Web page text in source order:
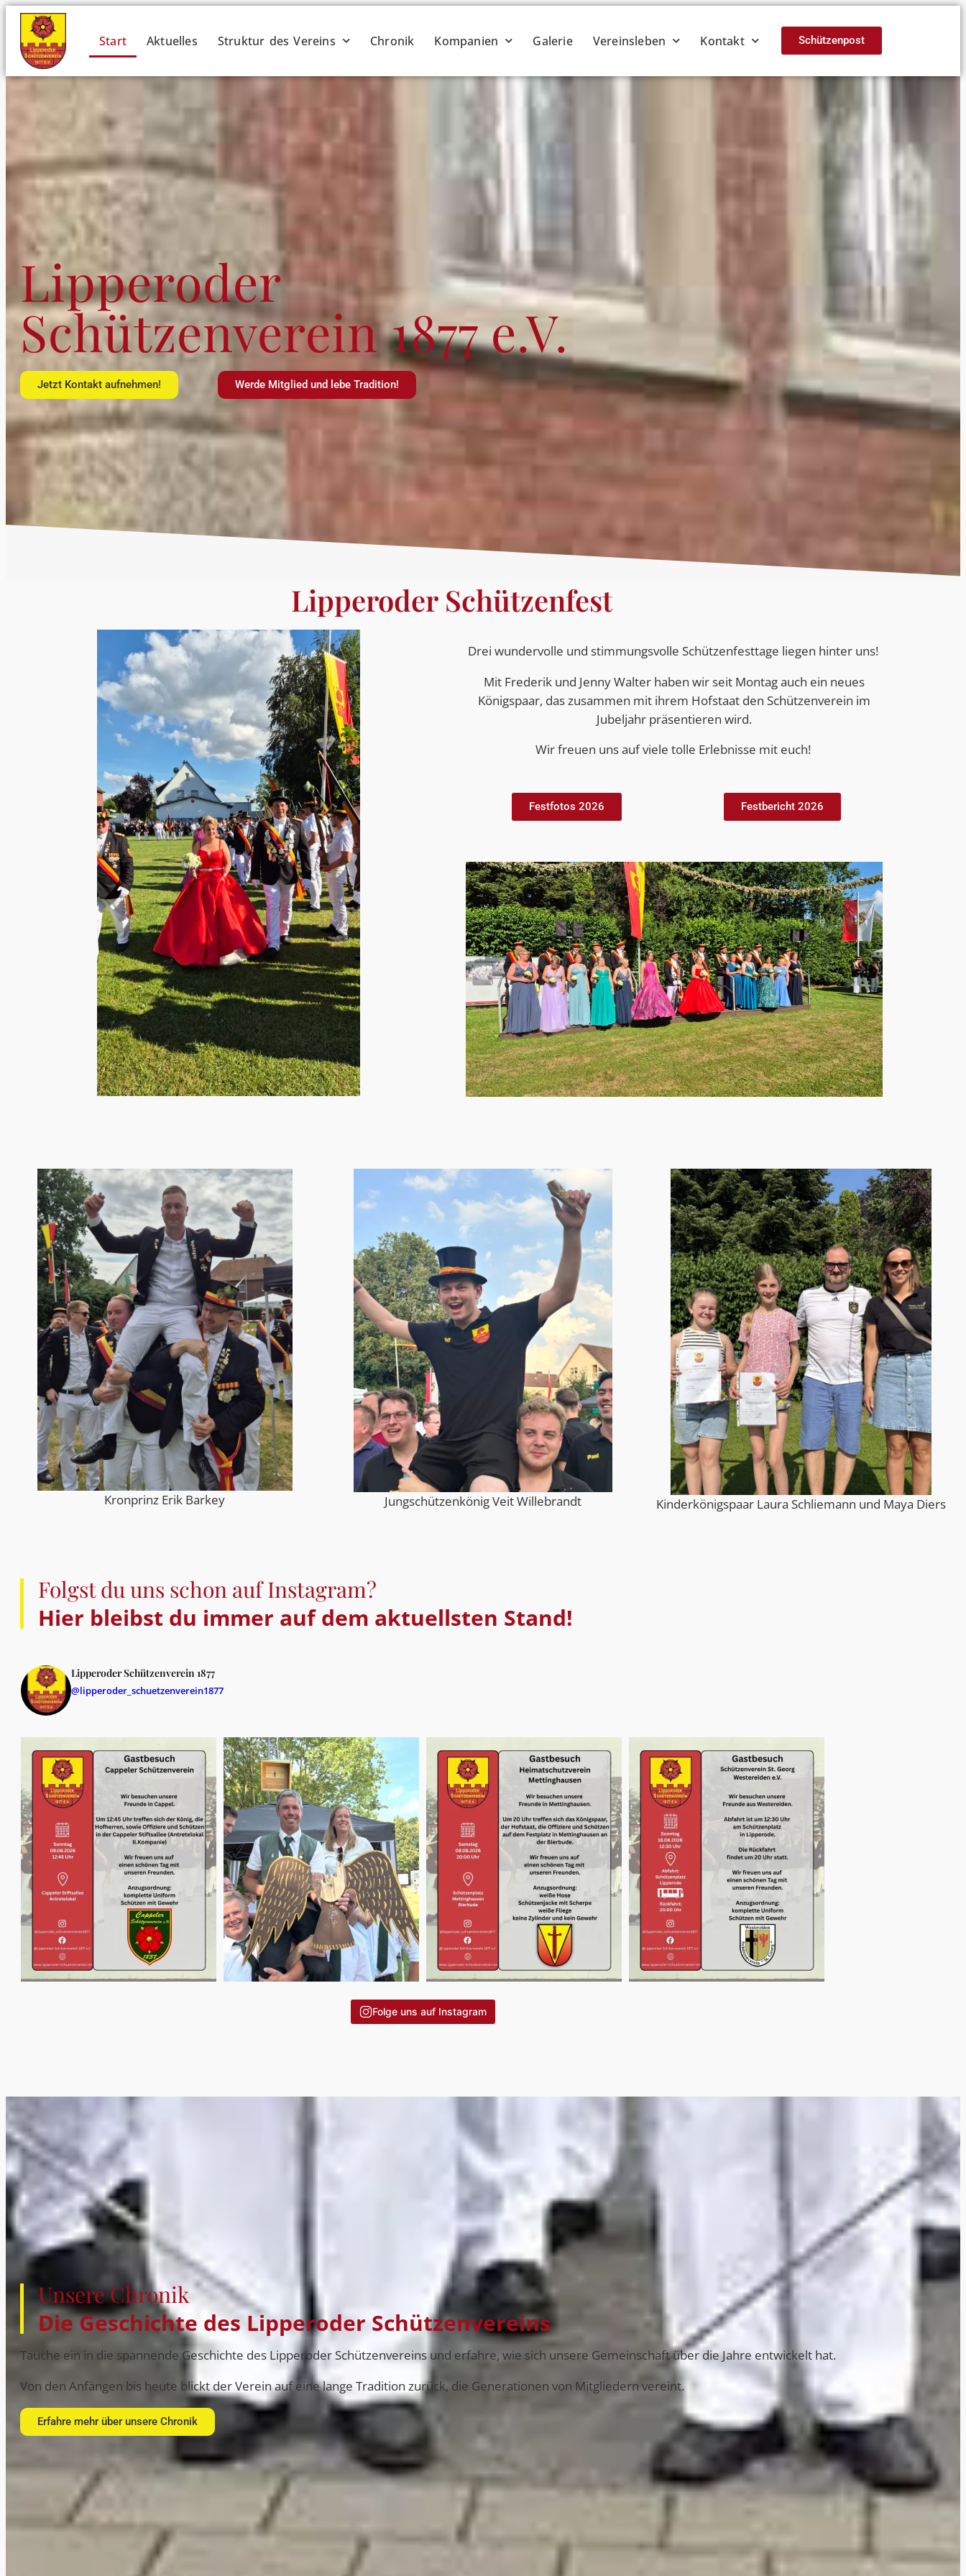
Start Aktuelles Struktur des Vereins Chronik Kompanien Galerie Vereinsleben Kontakt Schützenpost
Lipperoder
Schützenverein 1877 e.V.
Jetzt Kontakt aufnehmen! Werde Mitglied und lebe Tradition!
Lipperoder Schützenfest
Drei wundervolle und stimmungsvolle Schützenfesttage liegen hinter uns!
Mit Frederik und Jenny Walter haben wir seit Montag auch ein neues
Königspaar, das zusammen mit ihrem Hofstaat den Schützenverein im
Jubeljahr präsentieren wird.
Wir freuen uns auf viele tolle Erlebnisse mit euch!
Festfotos 2026 Festbericht 2026
Kronprinz Erik Barkey Jungschützenkönig Veit Willebrandt Kinderkönigspaar Laura Schliemann und Maya Diers
Folgst du uns schon auf Instagram?
Hier bleibst du immer auf dem aktuellsten Stand!
Lipperoder Schützenverein 1877
@lipperoder_schuetzenverein1877
Folge uns auf Instagram
Unsere Chronik
Die Geschichte des Lipperoder Schützenvereins
Tauche ein in die spannende Geschichte des Lipperoder Schützenvereins und erfahre, wie sich unsere Gemeinschaft über die Jahre entwickelt hat.
Von den Anfängen bis heute blickt der Verein auf eine lange Tradition zurück, die Generationen von Mitgliedern vereint.
Erfahre mehr über unsere Chronik